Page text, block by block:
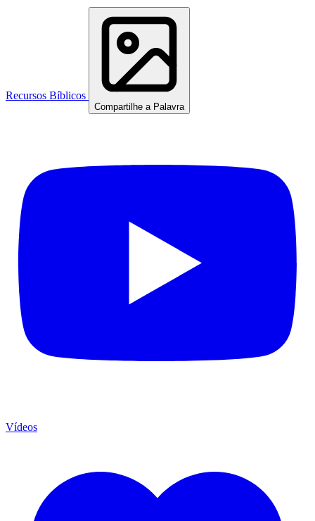
Recursos Bíblicos
Compartilhe a Palavra
Vídeos